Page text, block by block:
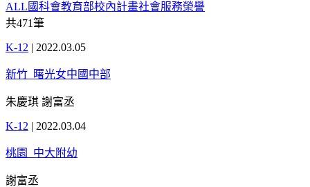
ALL 國科會教育部校內計畫社會服務榮譽
共471筆
K-12 | 2022.03.05
新竹_曙光女中國中部
朱慶琪 謝富丞
K-12 | 2022.03.04
桃園_中大附幼
謝富丞